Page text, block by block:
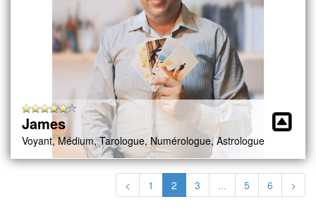
James
Voyant, Médium, Tarologue, Numérologue, Astrologue
< 1 2 3 ... 5 6 >